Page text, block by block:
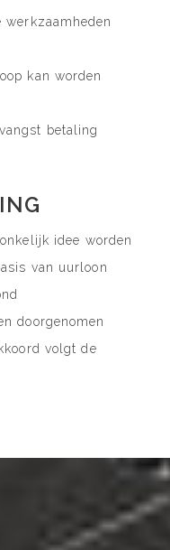
werkzaamheden
kan worden
betaling
idee worden
van uurloon
doorgenomen
volgt de